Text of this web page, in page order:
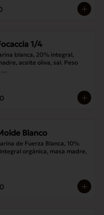
1/4
blanca, 20% integral,
aceite oliva, sal. Peso
Blanco
de Fuerza Blanca, 10%
orgánica, masa madre,